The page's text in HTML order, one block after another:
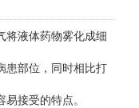
将液体药物雾化成细
患部位，同时相比打
接受的特点。